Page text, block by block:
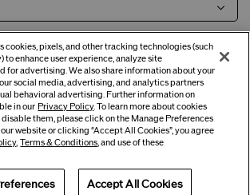
droits réservés.
Renseignements sur l'entreprise et
coordonnées
Carrières
Obtenir de l'aide Services
cookies, pixels, and other tracking technologies (such
to enhance user experience, analyze site
for advertising. We also share information about your
social media, advertising, and analytics partners
behavioral advertising. Further information on
in our Privacy Policy. To learn more about cookies
them, please click on the Manage Preferences
website or clicking “Accept All Cookies”, you agree
, Terms & Conditions , and use of these
Accept All Cookies